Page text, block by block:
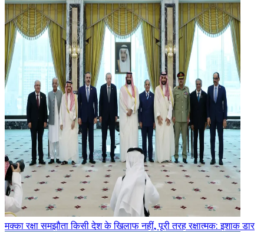
मक्का रक्षा समझौता किसी देश के खिलाफ नहीं, पूरी तरह रक्षात्मक: इशाक डार